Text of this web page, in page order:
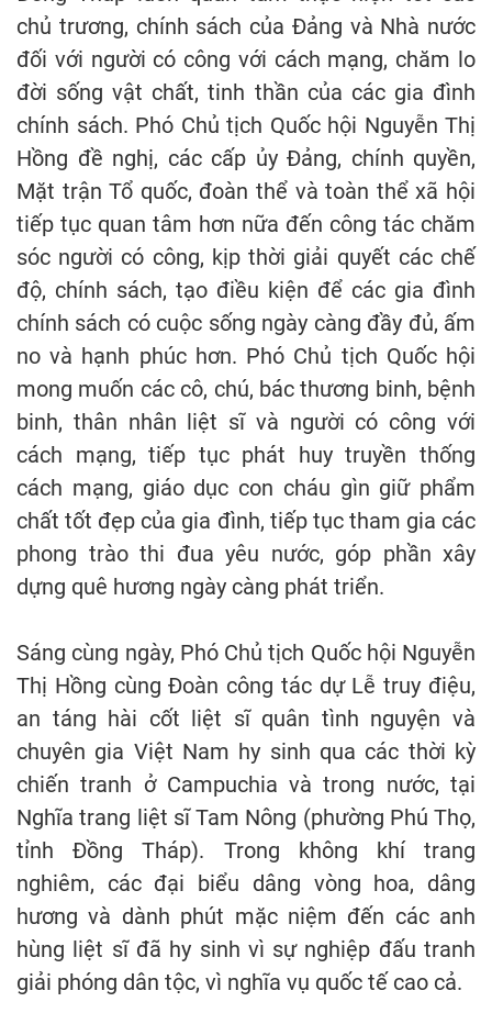
chủ trương, chính sách của Đảng và Nhà nước
đối với người có công với cách mạng, chăm lo
đời sống vật chất, tinh thần của các gia đình
chính sách. Phó Chủ tịch Quốc hội Nguyễn Thị
Hồng đề nghị, các cấp ủy Đảng, chính quyền,
Mặt trận Tổ quốc, đoàn thể và toàn thể xã hội
tiếp tục quan tâm hơn nữa đến công tác chăm
sóc người có công, kịp thời giải quyết các chế
độ, chính sách, tạo điều kiện để các gia đình
chính sách có cuộc sống ngày càng đầy đủ, ấm
no và hạnh phúc hơn. Phó Chủ tịch Quốc hội
mong muốn các cô, chú, bác thương binh, bệnh
binh, thân nhân liệt sĩ và người có công với
cách mạng, tiếp tục phát huy truyền thống
cách mạng, giáo dục con cháu gìn giữ phẩm
chất tốt đẹp của gia đình, tiếp tục tham gia các
phong trào thi đua yêu nước, góp phần xây
dựng quê hương ngày càng phát triển.
Sáng cùng ngày, Phó Chủ tịch Quốc hội Nguyễn
Thị Hồng cùng Đoàn công tác dự Lễ truy điệu,
an táng hài cốt liệt sĩ quân tình nguyện và
chuyên gia Việt Nam hy sinh qua các thời kỳ
chiến tranh ở Campuchia và trong nước, tại
Nghĩa trang liệt sĩ Tam Nông (phường Phú Thọ,
tỉnh Đồng Tháp). Trong không khí trang
nghiêm, các đại biểu dâng vòng hoa, dâng
hương và dành phút mặc niệm đến các anh
hùng liệt sĩ đã hy sinh vì sự nghiệp đấu tranh
giải phóng dân tộc, vì nghĩa vụ quốc tế cao cả.